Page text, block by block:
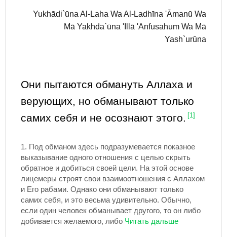
Yukhādi`ūna Al-Laha Wa Al-Ladhīna 'Āmanū Wa
Mā Yakhda`ūna 'Illā 'Anfusahum Wa Mā
Yash`urūna
Они пытаются обмануть Аллаха и
верующих, но обманывают только
самих себя и не осознают этого.
[1]
1. Под обманом здесь подразумевается показное
выказывание одного отношения с целью скрыть
обратное и добиться своей цели. На этой основе
лицемеры строят свои взаимоотношения с Аллахом
и Его рабами. Однако они обманывают только
самих себя, и это весьма удивительно. Обычно,
если один человек обманывает другого, то он либо
добивается желаемого, либо